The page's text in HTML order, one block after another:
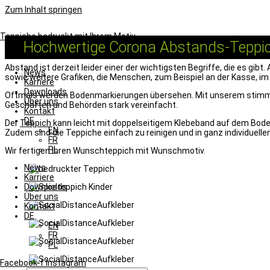
Zum Inhalt springen
Teppiche bedruckt mit Ihrem Motiv
News
Karriere
Downloads
Über uns
Kontakt
DE
EN
FR
PL
News
Karriere
Downloads
Über uns
Kontakt
DE
EN
FR
PL
Facebook-fInstagram
Hochwertige Corona Abstands-
Abstand ist derzeit leider einer der wichtigsten Begriffe, die es
sowie weitere Grafiken, die Menschen, zum Beispiel an der Kasse,
Oftmals werden Bodenmarkierungen übersehen. Mit unserem
Geschäften und Behörden stark vereinfacht.
Der Teppich kann leicht mit doppelseitigem Klebeband auf dem
Zudem sind die Teppiche einfach zu reinigen und in ganz
Wir fertigen Ihren Wunschteppich mit Wunschmotiv.